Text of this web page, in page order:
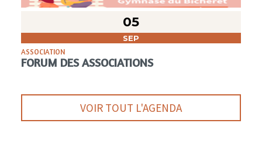
05
SEP
ASSOCIATION
FORUM DES ASSOCIATIONS
VOIR TOUT L'AGENDA